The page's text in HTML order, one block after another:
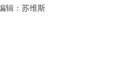
辑： 苏维斯